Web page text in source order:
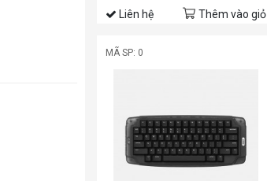
Liên hệ Thêm vào giỏ
MÃ SP: 0